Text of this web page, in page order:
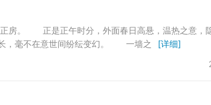
。 正是正午时分，外面春日高悬，温热之意，
，毫不在意世间纷纭变幻。 一墙之
[详细]